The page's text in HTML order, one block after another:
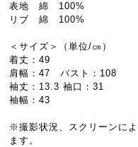
表地 綿 100%
リブ 綿 100%
＜サイズ＞（単位/㎝）
着丈：49
肩幅：47 バスト：108
袖丈：13.3 袖口：31
袖幅：43
※撮影状況、スクリーンに
ます。